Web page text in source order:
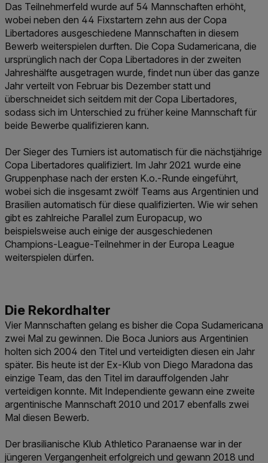
Das Teilnehmerfeld wurde auf 54 Mannschaften erhöht,
wobei neben den 44 Fixstartern zehn aus der Copa
Libertadores ausgeschiedene Mannschaften in diesem
Bewerb weiterspielen durften. Die Copa Sudamericana, die
ursprünglich nach der Copa Libertadores in der zweiten
Jahreshälfte ausgetragen wurde, findet nun über das ganze
Jahr verteilt von Februar bis Dezember statt und
überschneidet sich seitdem mit der Copa Libertadores,
sodass sich im Unterschied zu früher keine Mannschaft für
beide Bewerbe qualifizieren kann.
Der Sieger des Turniers ist automatisch für die nächstjährige
Copa Libertadores qualifiziert. Im Jahr 2021 wurde eine
Gruppenphase nach der ersten K.o.-Runde eingeführt,
wobei sich die insgesamt zwölf Teams aus Argentinien und
Brasilien automatisch für diese qualifizierten. Wie wir sehen
gibt es zahlreiche Parallel zum Europacup, wo
beispielsweise auch einige der ausgeschiedenen
Champions-League-Teilnehmer in der Europa League
weiterspielen dürfen.
Vier Mannschaften gelang es bisher die Copa Sudamericana
zwei Mal zu gewinnen. Die Boca Juniors aus Argentinien
holten sich 2004 den Titel und verteidigten diesen ein Jahr
später. Bis heute ist der Ex-Klub von Diego Maradona das
einzige Team, das den Titel im darauffolgenden Jahr
verteidigen konnte. Mit Independiente gewann eine zweite
argentinische Mannschaft 2010 und 2017 ebenfalls zwei
Mal diesen Bewerb.
Der brasilianische Klub Athletico Paranaense war in der
jüngeren Vergangenheit erfolgreich und gewann 2018 und